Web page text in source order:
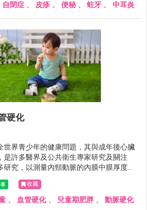
自閉症 、 皮疹 、 便秘、 蛀牙 、 中耳炎
硬化
世界青少年的健康問題，其與成年後心臟
是許多醫界及公共衛生專家研究及關注
研究，以測量內頸動脈的內膜中膜厚度，
mediate dilation）及脈博速率（pulse
推測早期動腺粥樣硬化病變，也是測定肥
有效的方法。
收藏
、 血管硬化、 兒童期肥胖、 動脈硬化